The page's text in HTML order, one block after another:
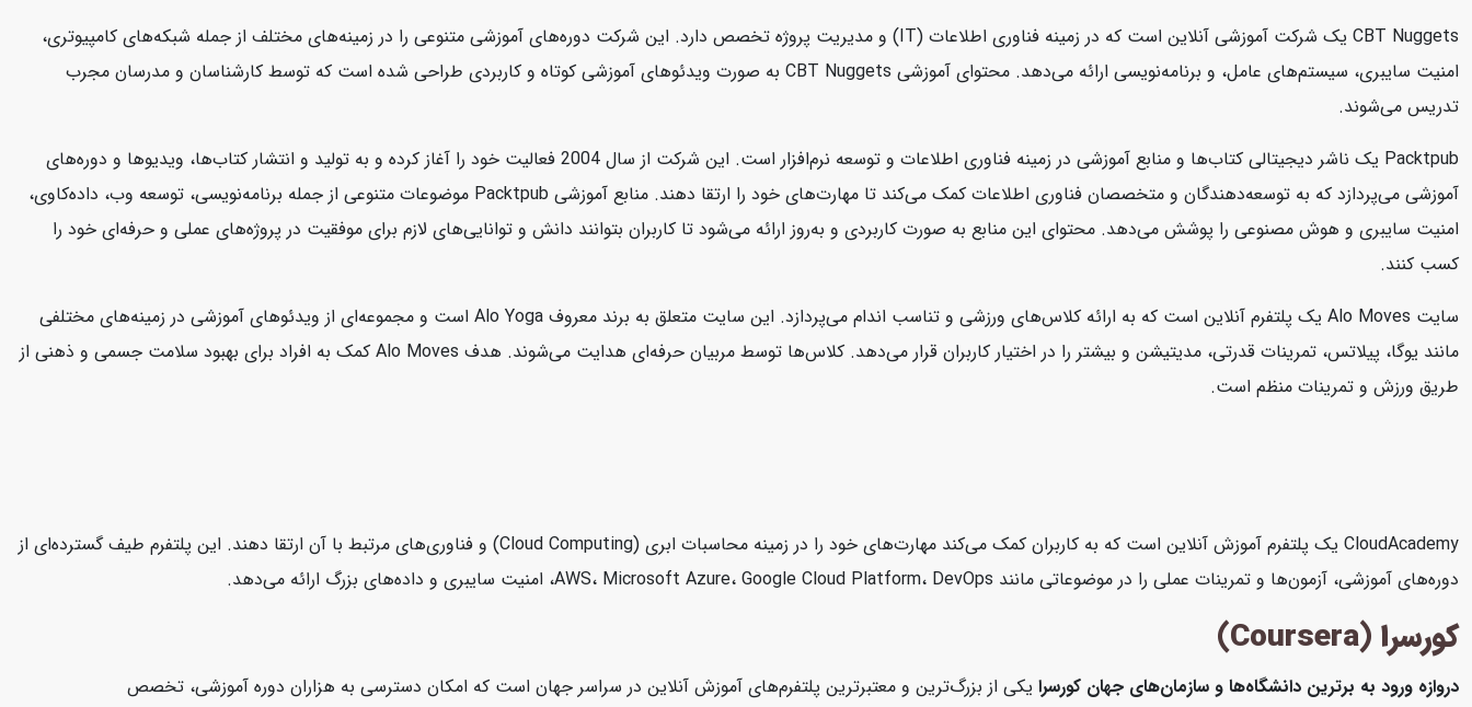
CBT Nuggets یک شرکت آموزشی آنلاین است که در زمینه فناوری اطلاعات (IT) و مدیریت پروژه تخصص دارد. این شرکت دوره‌های آموزشی متنوعی را در زمینه‌های مختلف از جمله شبکه‌های کامپیوتری،
امنیت سایبری، سیستم‌های عامل، و برنامه‌نویسی ارائه می‌دهد. محتوای آموزشی CBT Nuggets به صورت ویدئوهای آموزشی کوتاه و کاربردی طراحی شده است که توسط کارشناسان و مدرسان مجرب
تدریس می‌شوند.
Packtpub یک ناشر دیجیتالی کتاب‌ها و منابع آموزشی در زمینه فناوری اطلاعات و توسعه نرم‌افزار است. این شرکت از سال 2004 فعالیت خود را آغاز کرده و به تولید و انتشار کتاب‌ها، ویدیوها و دوره‌های
آموزشی می‌پردازد که به توسعه‌دهندگان و متخصصان فناوری اطلاعات کمک می‌کند تا مهارت‌های خود را ارتقا دهند. منابع آموزشی Packtpub موضوعات متنوعی از جمله برنامه‌نویسی، توسعه وب، داده‌کاوی،
امنیت سایبری و هوش مصنوعی را پوشش می‌دهد. محتوای این منابع به صورت کاربردی و به‌روز ارائه می‌شود تا کاربران بتوانند دانش و توانایی‌های لازم برای موفقیت در پروژه‌های عملی و حرفه‌ای خود را
کسب کنند.
سایت Alo Moves یک پلتفرم آنلاین است که به ارائه کلاس‌های ورزشی و تناسب اندام می‌پردازد. این سایت متعلق به برند معروف Alo Yoga است و مجموعه‌ای از ویدئوهای آموزشی در زمینه‌های مختلفی
مانند یوگا، پیلاتس، تمرینات قدرتی، مدیتیشن و بیشتر را در اختیار کاربران قرار می‌دهد. کلاس‌ها توسط مربیان حرفه‌ای هدایت می‌شوند. هدف Alo Moves کمک به افراد برای بهبود سلامت جسمی و ذهنی از
طریق ورزش و تمرینات منظم است.
CloudAcademy یک پلتفرم آموزش آنلاین است که به کاربران کمک می‌کند مهارت‌های خود را در زمینه محاسبات ابری (Cloud Computing) و فناوری‌های مرتبط با آن ارتقا دهند. این پلتفرم طیف گسترده‌ای از
دوره‌های آموزشی، آزمون‌ها و تمرینات عملی را در موضوعاتی مانند AWS، Microsoft Azure، Google Cloud Platform، DevOps، امنیت سایبری و داده‌های بزرگ ارائه می‌دهد.
کورسرا (Coursera)
دروازه ورود به برترین دانشگاه‌ها و سازمان‌های جهان کورسرا یکی از بزرگ‌ترین و معتبرترین پلتفرم‌های آموزش آنلاین در سراسر جهان است که امکان دسترسی به هزاران دوره آموزشی، تخصص